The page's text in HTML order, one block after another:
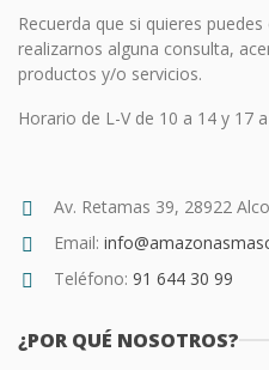
Recuerda que si quieres
realizarnos alguna consulta,
productos y/o servicios.
Horario de L-V de 10 a 14 y 17
Av. Retamas 39, 28922
Email:
Teléfono: 91 644 30 99
¿POR QUÉ NOSOTROS?